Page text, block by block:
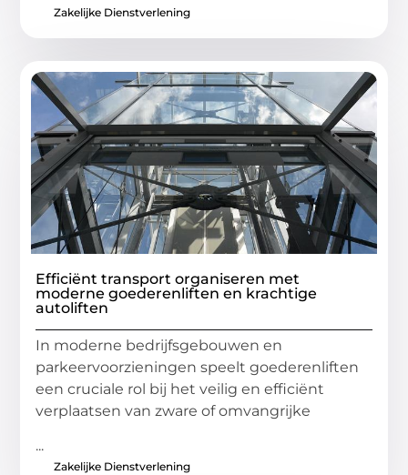
Zakelijke Dienstverlening
Efficiënt transport organiseren met
moderne goederenliften en krachtige
autoliften
In moderne bedrijfsgebouwen en
parkeervoorzieningen speelt goederenliften
een cruciale rol bij het veilig en efficiënt
verplaatsen van zware of omvangrijke
...
Zakelijke Dienstverlening